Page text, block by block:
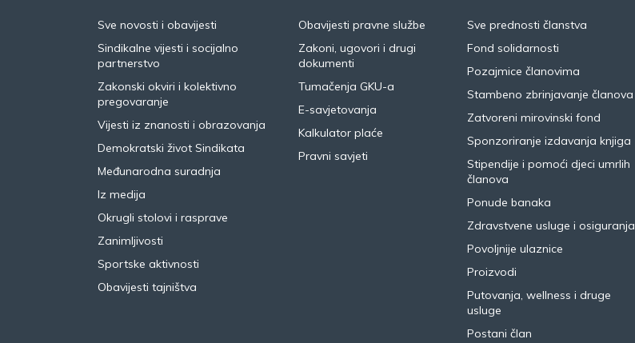
Sve novosti i obavijesti
Sindikalne vijesti i socijalno
partnerstvo
Zakonski okviri i kolektivno
pregovaranje
Vijesti iz znanosti i obrazovanja
Demokratski život Sindikata
Međunarodna suradnja
Iz medija
Okrugli stolovi i rasprave
Zanimljivosti
Sportske aktivnosti
Obavijesti tajništva
Obavijesti pravne službe
Zakoni, ugovori i drugi
dokumenti
Tumačenja GKU-a
E-savjetovanja
Kalkulator plaće
Pravni savjeti
Sve prednosti članstva
Fond solidarnosti
Pozajmice članovima
Stambeno zbrinjavanje članova
Zatvoreni mirovinski fond
Sponzoriranje izdavanja knjiga
Stipendije i pomoći djeci umrlih
članova
Ponude banaka
Zdravstvene usluge i osiguranja
Povoljnije ulaznice
Proizvodi
Putovanja, wellness i druge
usluge
Postani član